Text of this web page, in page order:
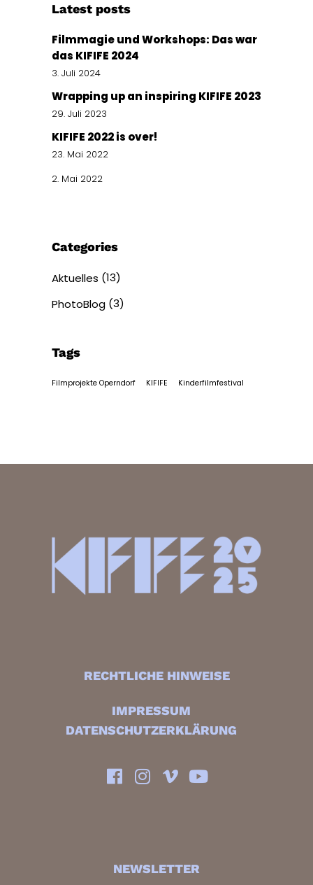
Latest posts
Filmmagie und Workshops: Das war
das KIFIFE 2024
3. Juli 2024
Wrapping up an inspiring KIFIFE 2023
29. Juli 2023
KIFIFE 2022 is over!
23. Mai 2022
2. Mai 2022
Categories
Aktuelles (13)
PhotoBlog (3)
Tags
Filmprojekte Operndorf KIFIFE Kinderfilmfestival
RECHTLICHE HINWEISE
IMPRESSUM
DATENSCHUTZERKLÄRUNG
NEWSLETTER